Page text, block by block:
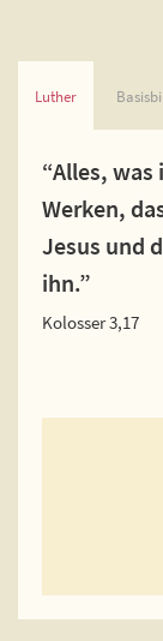
Luther
“Alles,
Werken,
Jesus und
ihn.”
Kolosser 3,17